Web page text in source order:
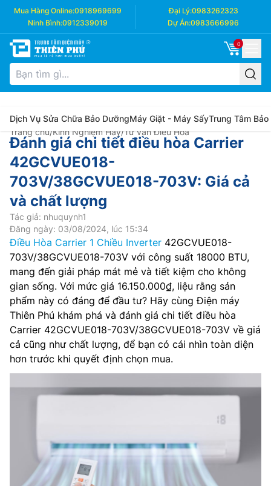
Mua Hàng Online:0918969699 Đại Lý:0983262323
Ninh Bình:0912339019 Dự Án:0983666996
0
Dịch Vụ Sửa Chữa Bảo DưỡngMáy Giặt - Máy SấyTrung Tâm Bảo
Trang chủ/Kinh Nghiệm Hay/Tư vấn Điều Hòa
Đánh giá chi tiết điều hòa Carrier
42GCVUE018-
703V/38GCVUE018-703V: Giá cả
và chất lượng
Tác giả: nhuquynh1
Đăng ngày: 03/08/2024, lúc 15:34
Điều Hòa Carrier 1 Chiều Inverter 42GCVUE018-
703V/38GCVUE018-703V với công suất 18000 BTU,
mang đến giải pháp mát mẻ và tiết kiệm cho không
gian sống. Với mức giá 16.150.000₫, liệu rằng sản
phẩm này có đáng để đầu tư? Hãy cùng Điện máy
Thiên Phú khám phá và đánh giá chi tiết điều hòa
Carrier 42GCVUE018-703V/38GCVUE018-703V về giá
cả cũng như chất lượng, để bạn có cái nhìn toàn diện
hơn trước khi quyết định chọn mua.